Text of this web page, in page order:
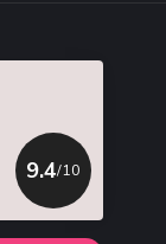
9.4/10